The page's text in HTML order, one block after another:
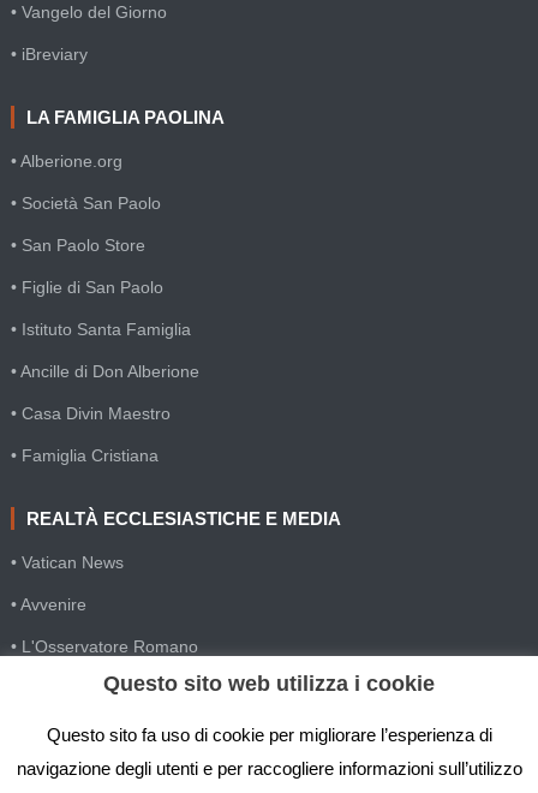
• Vangelo del Giorno
• iBreviary
LA FAMIGLIA PAOLINA
• Alberione.org
• Società San Paolo
• San Paolo Store
• Figlie di San Paolo
• Istituto Santa Famiglia
• Ancille di Don Alberione
• Casa Divin Maestro
• Famiglia Cristiana
REALTÀ ECCLESIASTICHE E MEDIA
• Vatican News
• Avvenire
• L'Osservatore Romano
• SIR Agenzia d'informazione
• Gesuiti Villapizzone
• Settimana della Comunicazione
Questo sito web utilizza i cookie
Questo sito fa uso di cookie per migliorare l’esperienza di
navigazione degli utenti e per raccogliere informazioni sull’utilizzo